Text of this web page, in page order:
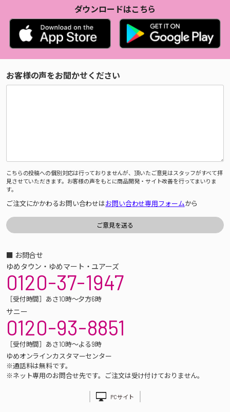
ダウンロードはこちら
お客様の声をお聞かせください
こちらの投稿への個別対応は行っておりませんが、頂いたご意見はスタッフがすべて拝
見させていただきます。お客様の声をもとに商品開発・サイト改善を行ってまいりま
す。
ご注文にかかわるお問い合わせはお問い合わせ専用フォームから
■ お問合せ
ゆめタウン・ゆめマート・ユアーズ
0120-37-1947
［受付時間］あさ10時～夕方6時
サニー
0120-93-8851
［受付時間］あさ10時～よる9時
ゆめオンラインカスタマーセンター
※通話料は無料です。
※ネット専用のお問合せ先です。ご注文は受け付けておりません。
PCサイト